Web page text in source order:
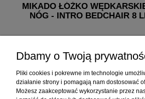
MIKADO ŁÓŻKO
NÓG - INTRO BEDCHAIR 8
do koszyka
Dbamy o Twoją
Pliki cookies i pokrewne im technologie
działanie strony i pomagają nam dostosować
Możesz zaakceptować wykorzystanie przez